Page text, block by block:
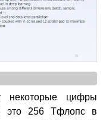
некоторые цифры
это 256 Тфлопс в